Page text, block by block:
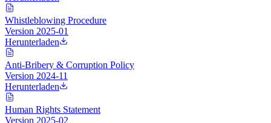
Whistleblowing Procedure
Version 2025-01
Herunterladen
Anti-Bribery & Corruption Policy
Version 2024-11
Herunterladen
Human Rights Statement
Version 2025-02